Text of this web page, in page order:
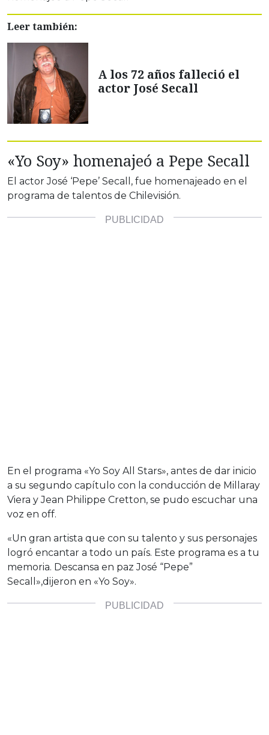
Leer también:
A los 72 años falleció el
actor José Secall
«Yo Soy» homenajeó a Pepe Secall
El actor José ‘Pepe’ Secall, fue homenajeado en el
programa de talentos de Chilevisión.
En el programa «Yo Soy All Stars», antes de dar inicio
a su segundo capítulo con la conducción de Millaray
Viera y Jean Philippe Cretton, se pudo escuchar una
voz en off.
«Un gran artista que con su talento y sus personajes
logró encantar a todo un país. Este programa es a tu
memoria. Descansa en paz José “Pepe”
Secall»,dijeron en «Yo Soy».